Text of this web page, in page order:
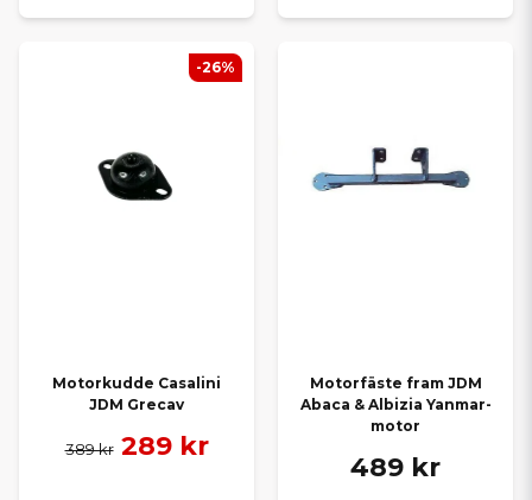
Motorkudde Casalini
JDM Grecav
389 kr 289 kr
-26%
Motorfäste fram JDM
Abaca & Albizia Yanmar-
motor
489 kr